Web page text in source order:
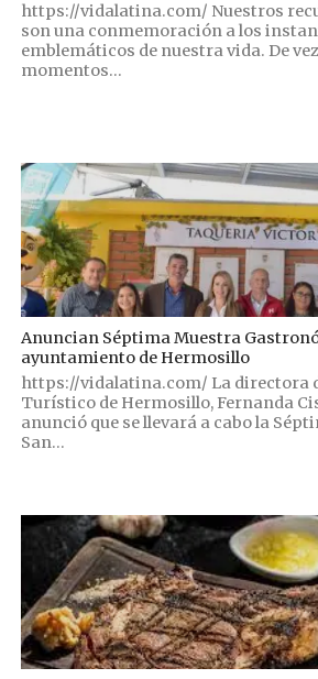
https://vidalatina.com/ Nuestros
son una conmemoración a los
emblemáticos de nuestra vida. De
momentos...
Anuncian Séptima Muestra
ayuntamiento de Hermosillo
https://vidalatina.com/ La directora
Turístico de Hermosillo, Fernanda
anunció que se llevará a cabo la
San...